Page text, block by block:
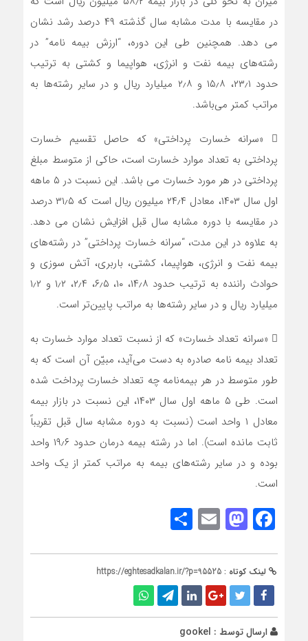
در مقایسه با مدت مشابه سال گذشته ۴۹ درصد رشد نشان
می دهد. همچنین طی این دوره، “ارزش بیمه نامه” در
رشته‌های بیمه نفت و انرژی، هواپیما و کشتی به ترتیب
حدود ۲۳٫۱، ۱۵٫۸ و ۲٫۸ میلیارد ریال و در سایر رشته‌ها به
مراتب کمتر می‌باشد.
 «سرانه خسارت پرداختی» که حاصل تقسیم خسارت
پرداختی به تعداد موارد خسارت است، حاکی از متوسط مبلغ
پرداختی در هر مورد خسارت می باشد. این نسبت در ۵ ماهه
اول سال ۱۴۰۳، معادل ۲۴٫۴ میلیون ریال است که ۳۱٫۵ درصد
در مقایسه با دوره مشابه سال قبل افزایش نشان می دهد.
به علاوه در این مدت، “سرانه خسارت پرداختی” در رشته‌های
بیمه نفت و انرژی، هواپیما، کشتی، باربری، آتش سوزی و
حوادث راننده به ترتیب حدود ۱۴٫۸، ۱۰، ۶٫۵، ۲٫۴، ۱٫۲ و ۱٫۲
میلیارد ریال و در سایر رشته‌ها به مراتب پایین‌تر است.
 «سرانه تعداد خسارت» که از نسبت تعداد موارد خسارت به
تعداد بیمه نامه صادره به دست می‌آید، مبیّن آن است که به
طور متوسط در هر بیمه‌نامه چه تعداد خسارت پرداخت شده
است. طی ۵ ماهه اول سال ۱۴۰۳، این نسبت در بازار بیمه
معادل ۱ واحد است (نسبت به دوره مشابه سال قبل تقریباً
ثابت مانده است). اما در رشته‌ بیمه درمان حدود ۱۹٫۶ واحد
بوده و در سایر رشته‌های بیمه به مراتب کمتر از یک واحد
است.
Facebook
Mastodon
Email
لینک کوتاه : https://eghtesadkalan.ir/?p=95525
ارسال توسط : gookel